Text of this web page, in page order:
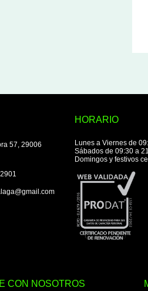
57, 29006
HORARIO
Lunes a Viernes de
Sábados de 09:30 a
Domingos y festivos
CON NOSOTROS